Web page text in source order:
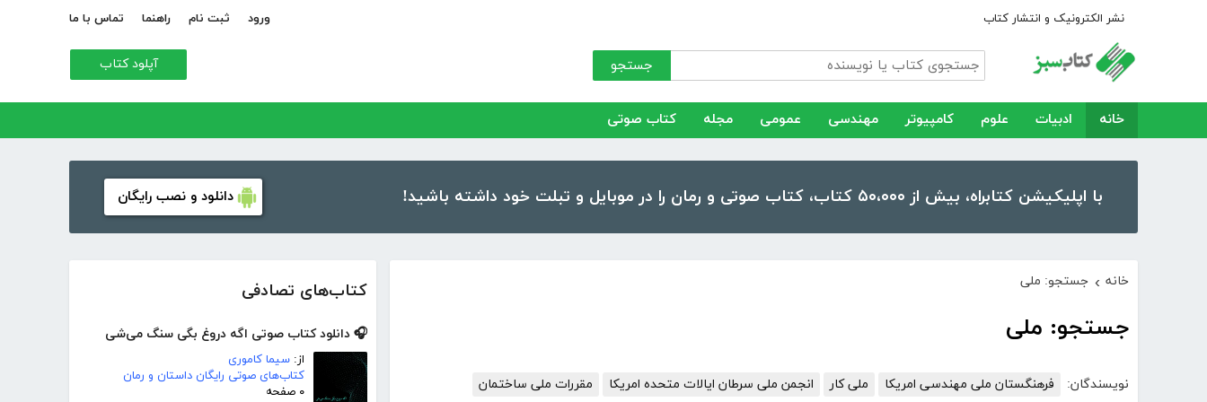
نشر الکترونیک و انتشار کتاب ورود ثبت نام راهنما تماس با ما
جستجو آپلود کتاب
خانه ادبیات علوم کامپیوتر مهندسی عمومی مجله کتاب صوتی
با اپلیکیشن کتابراه، بیش از ۵۰،۰۰۰ کتاب، کتاب صوتی و رمان را در موبایل و تبلت خود داشته باشید! دانلود و نصب رایگان
کتاب‌های تصادفی
🎧 دانلود کتاب صوتی اگه دروغ بگی سنگ می‌شی
از: سیما کاموری
کتاب‌های صوتی رایگان داستان و رمان
۰ صفحه
خانه › جستجو: ملی
جستجو: ملی
نویسندگان: فرهنگستان ملی مهندسی امریکا ملی کار انجمن ملی سرطان ایالات متحده امریکا مقررات ملی ساختمان